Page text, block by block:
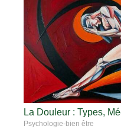
La Douleur : Types,
Psychologie-bien être